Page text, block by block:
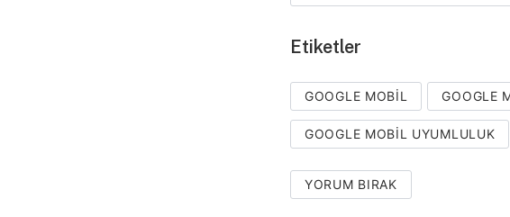
Etiketler
GOOGLE MOBIL GOOGLE
GOOGLE MOBIL UYUMLULUK
YORUM BIRAK